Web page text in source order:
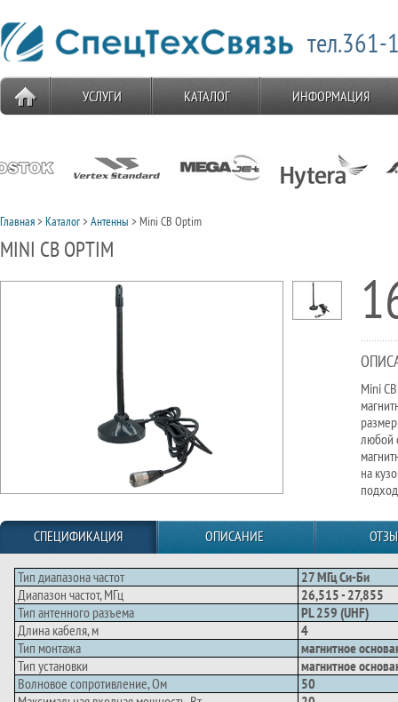
тел.361-
УСЛУГИ КАТАЛОГ ИНФОРМАЦИЯ
Главная>Каталог>Антенны > Mini CB Optim
MINI CB OPTIM
Mini
любой
на
СПЕЦИФИКАЦИЯ ОПИСАНИЕ
Тип диапазона частот
27 МГц Си-Би
Диапазон частот, МГц
26,515 - 27,855
Тип антенного разъема
PL 259 (UHF)
Длина кабеля, м
4
Тип монтажа
магнитное
Тип установки
магнитное
Волновое сопротивление, Ом
50